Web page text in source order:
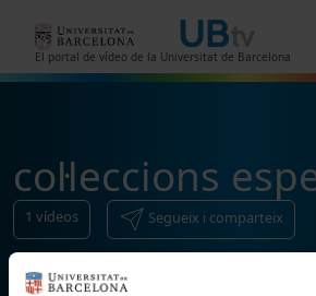
El portal de vídeo de la Universitat de Barcelona
col·leccions
1 vídeos Segueix i comparteix